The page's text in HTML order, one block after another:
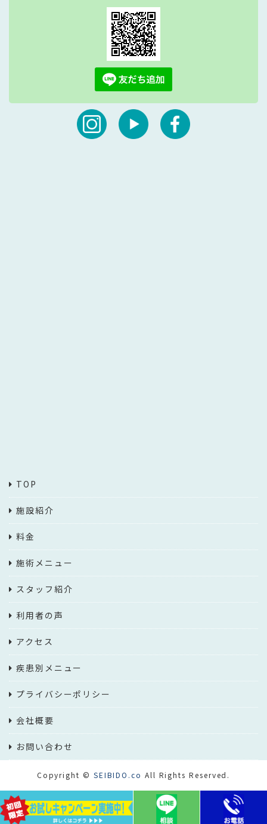
TOP
施設紹介
料金
施術メニュー
スタッフ紹介
利用者の声
アクセス
疾患別メニュー
プライバシーポリシー
会社概要
お問い合わせ
Copyright © SEIBIDO.co All Rights Reserved.